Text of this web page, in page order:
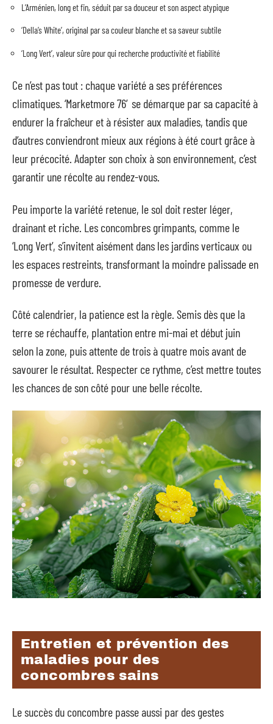
L’Arménien, long et fin, séduit par sa douceur et son aspect atypique
‘Della’s White’, original par sa couleur blanche et sa saveur subtile
‘Long Vert’, valeur sûre pour qui recherche productivité et fiabilité
Ce n’est pas tout : chaque variété a ses préférences
climatiques. ‘Marketmore 76′ se démarque par sa capacité à
endurer la fraîcheur et à résister aux maladies, tandis que
d’autres conviendront mieux aux régions à été court grâce à
leur précocité. Adapter son choix à son environnement, c’est
garantir une récolte au rendez-vous.
Peu importe la variété retenue, le sol doit rester léger,
drainant et riche. Les concombres grimpants, comme le
‘Long Vert’, s’invitent aisément dans les jardins verticaux ou
les espaces restreints, transformant la moindre palissade en
promesse de verdure.
Côté calendrier, la patience est la règle. Semis dès que la
terre se réchauffe, plantation entre mi-mai et début juin
selon la zone, puis attente de trois à quatre mois avant de
savourer le résultat. Respecter ce rythme, c’est mettre toutes
les chances de son côté pour une belle récolte.
Entretien et prévention des
maladies pour des
concombres sains
Le succès du concombre passe aussi par des gestes